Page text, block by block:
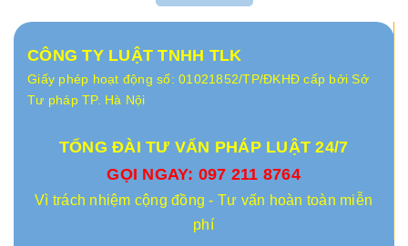
CÔNG TY LUẬT TNHH TLK
Giấy phép hoạt động số: 01021852/TP/ĐKHĐ cấp bởi Sở
Tư pháp TP. Hà Nội
TỔNG ĐÀI TƯ VẤN PHÁP LUẬT 24/7
GỌI NGAY: 097 211 8764
Vì trách nhiệm cộng đồng - Tư vấn hoàn toàn miễn
phí